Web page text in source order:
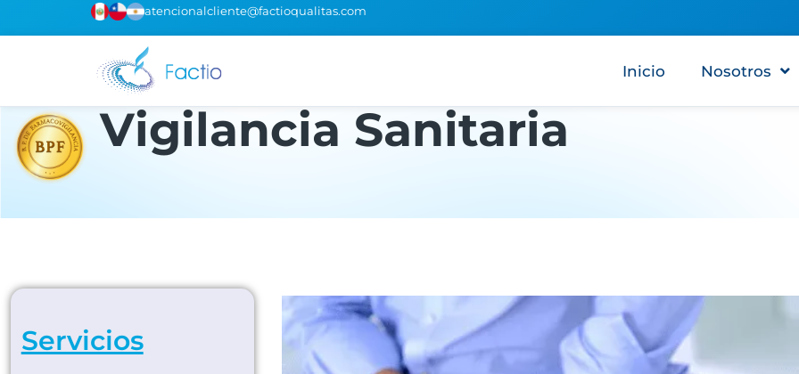
atencionalcliente@factioqualitas.com
Inicio Nosotros
Vigilancia Sanitaria
Servicios